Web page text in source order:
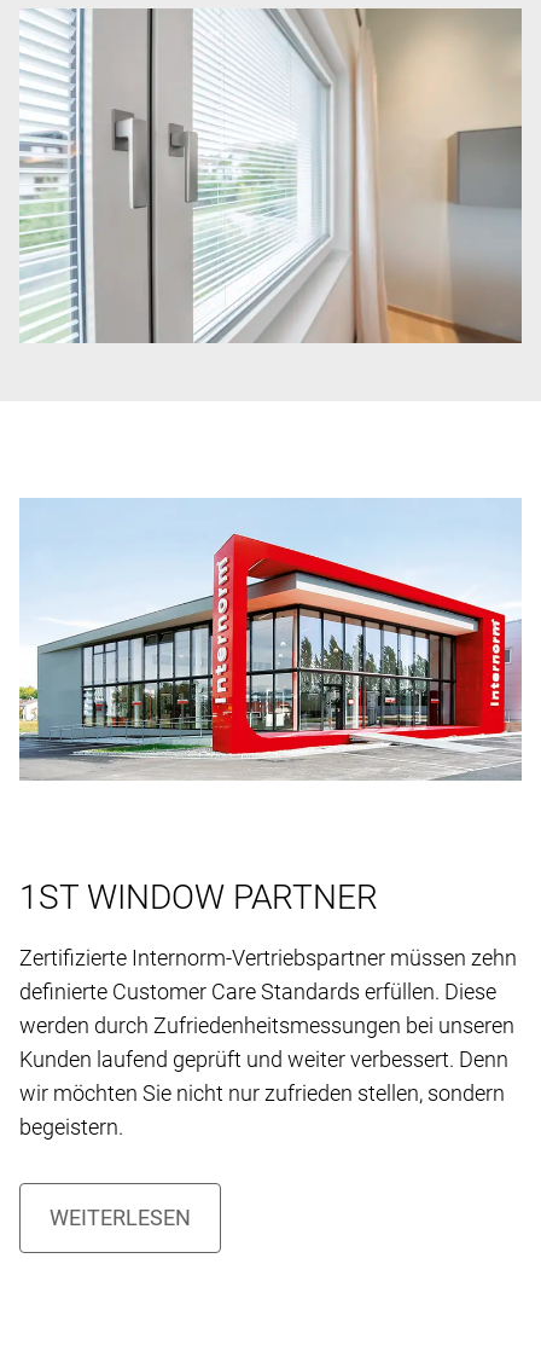
1ST WINDOW PARTNER
Zertifizierte Internorm-Vertriebspartner müssen zehn
definierte Customer Care Standards erfüllen. Diese
werden durch Zufriedenheitsmessungen bei unseren
Kunden laufend geprüft und weiter verbessert. Denn
wir möchten Sie nicht nur zufrieden stellen, sondern
begeistern.